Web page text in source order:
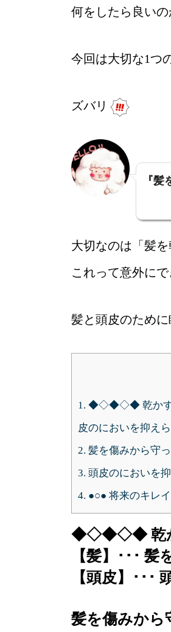
何をしたら良い
今回は大切な1つ
ズバリ
『髪
大切なのは「髪を
これって意外に
髪と頭皮のため
1. ◆◇◆◇◆ 乾かす
皮のにおいを抑えら
2. 髪を傷みから守
3. 頭皮のにおいを
4. ●○● 将来のキレ
◆◇◆◇◆ 乾
【髪】･･･ 髪
【頭皮】･･･
髪を傷みから